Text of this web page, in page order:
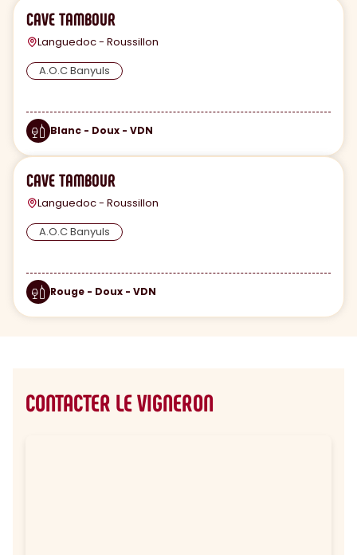
CAVE TAMBOUR
Languedoc - Roussillon
A.O.C Banyuls
Blanc - Doux - VDN
CAVE TAMBOUR
Languedoc - Roussillon
A.O.C Banyuls
Rouge - Doux - VDN
CONTACTER LE VIGNERON